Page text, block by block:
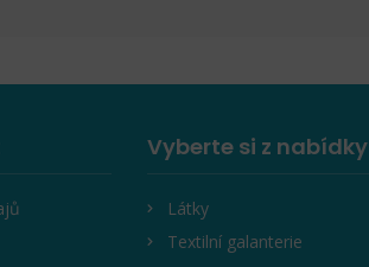
Vyberte si z nabídky
Látky
Textilní galanterie